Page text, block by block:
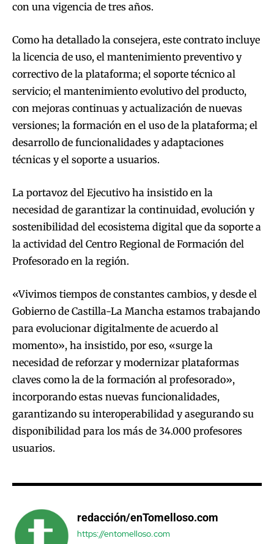
con una vigencia de tres años.
Como ha detallado la consejera, este contrato incluye
la licencia de uso, el mantenimiento preventivo y
correctivo de la plataforma; el soporte técnico al
servicio; el mantenimiento evolutivo del producto,
con mejoras continuas y actualización de nuevas
versiones; la formación en el uso de la plataforma; el
desarrollo de funcionalidades y adaptaciones
técnicas y el soporte a usuarios.
La portavoz del Ejecutivo ha insistido en la
necesidad de garantizar la continuidad, evolución y
sostenibilidad del ecosistema digital que da soporte a
la actividad del Centro Regional de Formación del
Profesorado en la región.
«Vivimos tiempos de constantes cambios, y desde el
Gobierno de Castilla-La Mancha estamos trabajando
para evolucionar digitalmente de acuerdo al
momento», ha insistido, por eso, «surge la
necesidad de reforzar y modernizar plataformas
claves como la de la formación al profesorado»,
incorporando estas nuevas funcionalidades,
garantizando su interoperabilidad y asegurando su
disponibilidad para los más de 34.000 profesores
usuarios.
redacción/enTomelloso.com
https://entomelloso.com